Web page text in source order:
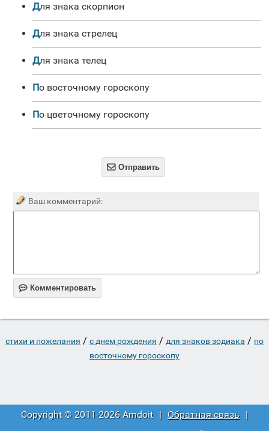
для знака скорпион
для знака стрелец
для знака телец
по восточному гороскопу
по цветочному гороскопу
 Отправить
Ваш комментарий:
 Комментировать
стихи и пожелания / c днем рождения / для знаков зодиака / по
восточному гороскопу
Copyright © 2011-2026 Amdoit | Обратная связь |